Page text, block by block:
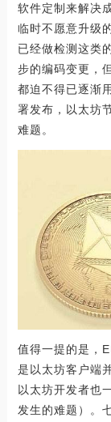
软件定制来解决
临时不愿意升级
已经做检测这类
步的编码变更，
都迫不得已逐渐
署发布，以太坊
难题。
值得一提的是，
是以太坊客户端
以太坊开发者也
发生的难题）。